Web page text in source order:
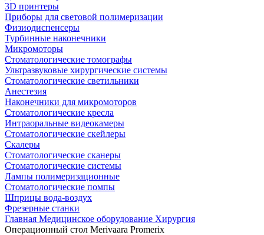
3D принтеры
Приборы для световой полимеризации
Физиодиспенсеры
Турбинные наконечники
Микромоторы
Стоматологические томографы
Ультразвуковые хирургические системы
Стоматологические светильники
Анестезия
Наконечники для микромоторов
Стоматологические кресла
Интраоральные видеокамеры
Стоматологические скейлеры
Скалеры
Стоматологические сканеры
Стоматологические системы
Лампы полимеризационные
Стоматологические помпы
Шприцы вода-воздух
Фрезерные станки
Главная Медицинское оборудование Хирургия
Операционный стол Merivaara Promerix